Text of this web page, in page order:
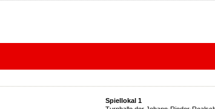
Spiellokal 1